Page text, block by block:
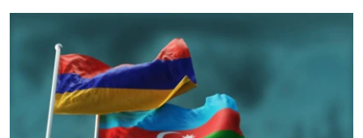
ՊԱՏԵՐԱԶՄԻ 6 ՇԱԲԱԹՆԵՐԸ
ՏԱՐԱԾԱՇՐՋԱՆ
ՄԻՋԱԶԳԱՅԻՆ
ՄՇԱԿՈՒՅԹ
ՍՊՈՐՏ